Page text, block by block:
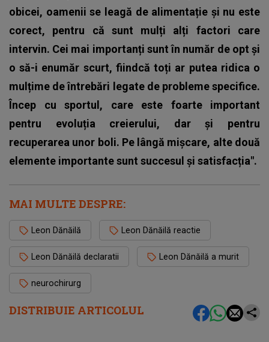
DISTRIBUIE ARTICOLUL
obicei, oamenii se leagă de alimentație și nu este
corect, pentru că sunt mulți alți factori care
intervin. Cei mai importanți sunt în număr de opt și
o să-i enumăr scurt, fiindcă toți ar putea ridica o
mulțime de întrebări legate de probleme specifice.
Încep cu sportul, care este foarte important
pentru evoluția creierului, dar și pentru
recuperarea unor boli. Pe lângă mișcare, alte două
elemente importante sunt succesul și satisfacția".
MAI MULTE DESPRE:
Leon Dănăilă Leon Dănăilă reactie
Leon Dănăilă declaratii Leon Dănăilă a murit
neurochirurg